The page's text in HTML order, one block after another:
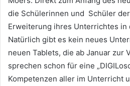
die Schülerinnen und Schüler
Erweiterung ihres Unterrichtes
Natürlich gibt es kein neues
neuen Tablets, die ab Januar zur
sprechen schon für eine
Kompetenzen aller im Unterricht